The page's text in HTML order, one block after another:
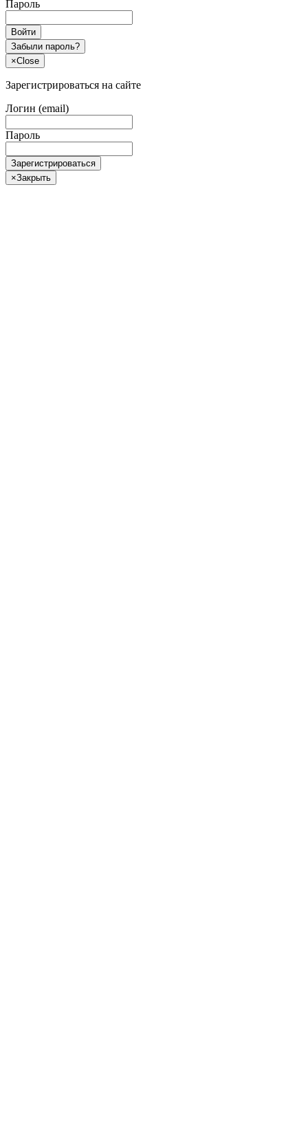
Пароль
Войти
Забыли пароль?
×Close
Зарегистрироваться на сайте
Логин (email)
Пароль
Зарегистрироваться
×Закрыть